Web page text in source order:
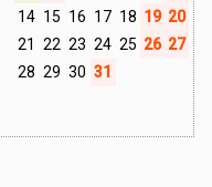
14 15 16 17 18 19 20
21 22 23 24 25 26 27
28 29 30 31